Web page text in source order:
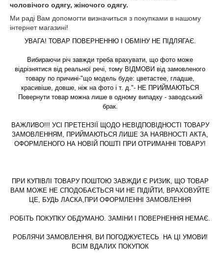
чоловічого одягу, жіночого одягу.
Ми раді Вам допомогти визначиться з покупками в нашому
інтернет магазині!
УВАГА! ТОВАР ПОВЕРНЕННЮ І ОБМІНУ НЕ ПІДЛЯГАЄ.
Вибираючи річ завжди треба врахувати, що фото може
відрізнятися від реальної речі, тому ВІДМОВИ від замовленого
товару по причині-"що модель буде: цветастее, гладше,
красивіше, довше, ніж на фото і т. д."- НЕ ПРИЙМАЮТЬСЯ
Повернути товар можна лише в одному випадку - заводський
брак.
ВАЖЛИВО!!! УСІ ПРЕТЕНЗІЇ ЩОДО НЕВІДПОВІДНОСТІ ТОВАРУ
ЗАМОВЛЕННЯМ, ПРИЙМАЮТЬСЯ ЛИШЕ ЗА НАЯВНОСТІ АКТА,
ОФОРМЛЕНОГО НА НОВІЙ ПОШТІ ПРИ ОТРИМАННІ ТОВАРУ!
ПРИ КУПІВЛІ ТОВАРУ ПОШТОЮ ЗАВЖДИ Є РИЗИК, ЩО ТОВАР
ВАМ МОЖЕ НЕ СПОДОБАЄТЬСЯ ЧИ НЕ ПІДІЙТИ, ВРАХОВУЙТЕ
ЦЕ, БУДЬ ЛАСКА,ПРИ ОФОРМЛЕННІ ЗАМОВЛЕННЯ
РОБІТЬ ПОКУПКУ ОБДУМАНО. ЗАМІНИ І ПОВЕРНЕННЯ НЕМАЄ.
РОБЛЯЧИ ЗАМОВЛЕННЯ, ВИ ПОГОДЖУЄТЕСЬ
НА ЦІ УМОВИ!
ВСІМ ВДАЛИХ ПОКУПОК